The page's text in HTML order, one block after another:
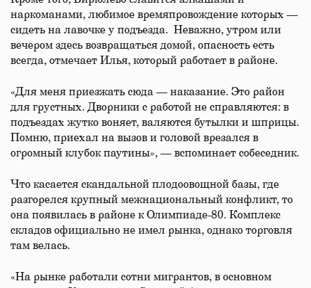
наркоманами, любимое времяпровождение которых —
сидеть на лавочке у подъезда. Неважно, утром или
вечером здесь возвращаться домой, опасность есть
всегда, отмечает Илья, который работает в районе.
«Для меня приезжать сюда — наказание. Это район
для грустных. Дворники с работой не справляются: в
подъездах жутко воняет, валяются бутылки и шприцы.
Помню, приехал на вызов и головой врезался в
огромный клубок паутины», — вспоминает собеседник.
Что касается скандальной плодоовощной базы, где
разгорелся крупный межнациональный конфликт, то
она появилась в районе к Олимпиаде-80. Комплекс
складов официально не имел рынка, однако торговля
там велась.
«На рынке работали сотни мигрантов, в основном